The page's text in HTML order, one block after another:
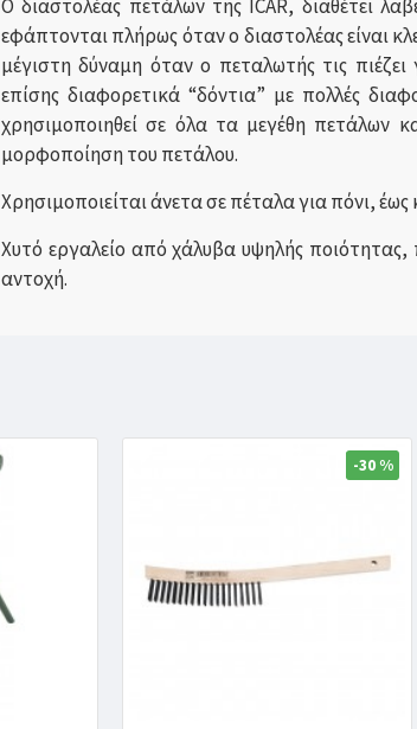
O διαστολέας πετάλων της ICAR, διαθέτει
εφάπτονται πλήρως όταν ο διαστολέας είναι
μέγιστη δύναμη όταν ο πεταλωτής τις πιέζει
επίσης διαφορετικά “δόντια” με πολλές
χρησιμοποιηθεί σε όλα τα μεγέθη πετάλων
μορφοποίηση του πετάλου.
Χρησιμοποιείται άνετα σε πέταλα για πόνι,
Χυτό εργαλείο από χάλυβα υψηλής ποιότητας,
αντοχή.
-30 %